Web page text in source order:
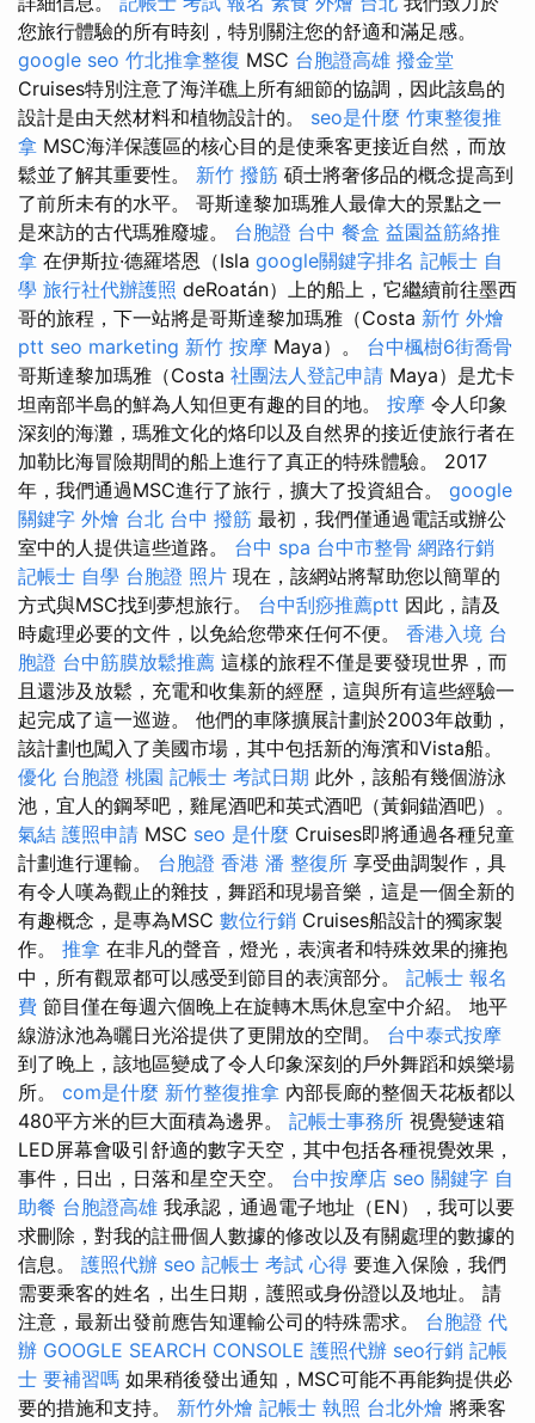
您旅行體驗的所有時刻，特別關注您的舒適和滿足感。
google seo 竹北推拿整復 MSC 台胞證高雄 撥金堂
Cruises特別注意了海洋礁上所有細節的協調，因此該島的
設計是由天然材料和植物設計的。 seo是什麼 竹東整復推
拿 MSC海洋保護區的核心目的是使乘客更接近自然，而放
鬆並了解其重要性。 新竹 撥筋 碩士將奢侈品的概念提高到
了前所未有的水平。 哥斯達黎加瑪雅人最偉大的景點之一
是來訪的古代瑪雅廢墟。 台胞證 台中 餐盒 益園益筋絡推
拿 在伊斯拉·德羅塔恩（Isla google關鍵字排名 記帳士 自
學 旅行社代辦護照 deRoatán）上的船上，它繼續前往墨西
哥的旅程，下一站將是哥斯達黎加瑪雅（Costa 新竹 外燴
ptt seo marketing 新竹 按摩 Maya）。 台中楓樹6街喬骨
哥斯達黎加瑪雅（Costa 社團法人登記申請 Maya）是尤卡
坦南部半島的鮮為人知但更有趣的目的地。 按摩 令人印象
深刻的海灘，瑪雅文化的烙印以及自然界的接近使旅行者在
加勒比海冒險期間的船上進行了真正的特殊體驗。 2017
年，我們通過MSC進行了旅行，擴大了投資組合。 google
關鍵字 外燴 台北 台中 撥筋 最初，我們僅通過電話或辦公
室中的人提供這些道路。 台中 spa 台中市整骨 網路行銷
記帳士 自學 台胞證 照片 現在，該網站將幫助您以簡單的
方式與MSC找到夢想旅行。 台中刮痧推薦ptt 因此，請及
時處理必要的文件，以免給您帶來任何不便。 香港入境 台
胞證 台中筋膜放鬆推薦 這樣的旅程不僅是要發現世界，而
且還涉及放鬆，充電和收集新的經歷，這與所有這些經驗一
起完成了這一巡遊。 他們的車隊擴展計劃於2003年啟動，
該計劃也闖入了美國市場，其中包括新的海濱和Vista船。
優化 台胞證 桃園 記帳士 考試日期 此外，該船有幾個游泳
池，宜人的鋼琴吧，雞尾酒吧和英式酒吧（黃銅錨酒吧）。
氣結 護照申請 MSC seo 是什麼 Cruises即將通過各種兒童
計劃進行運輸。 台胞證 香港 潘 整復所 享受曲調製作，具
有令人嘆為觀止的雜技，舞蹈和現場音樂，這是一個全新的
有趣概念，是專為MSC 數位行銷 Cruises船設計的獨家製
作。 推拿 在非凡的聲音，燈光，表演者和特殊效果的擁抱
中，所有觀眾都可以感受到節目的表演部分。 記帳士 報名
費 節目僅在每週六個晚上在旋轉木馬休息室中介紹。 地平
線游泳池為曬日光浴提供了更開放的空間。 台中泰式按摩
到了晚上，該地區變成了令人印象深刻的戶外舞蹈和娛樂場
所。 com是什麼 新竹整復推拿 內部長廊的整個天花板都以
480平方米的巨大面積為邊界。 記帳士事務所 視覺變速箱
LED屏幕會吸引舒適的數字天空，其中包括各種視覺效果，
事件，日出，日落和星空天空。 台中按摩店 seo 關鍵字 自
助餐 台胞證高雄 我承認，通過電子地址（EN），我可以要
求刪除，對我的註冊個人數據的修改以及有關處理的數據的
信息。 護照代辦 seo 記帳士 考試 心得 要進入保險，我們
需要乘客的姓名，出生日期，護照或身份證以及地址。 請
注意，最新出發前應告知運輸公司的特殊需求。 台胞證 代
辦 GOOGLE SEARCH CONSOLE 護照代辦 seo行銷 記帳
士 要補習嗎 如果稍後發出通知，MSC可能不再能夠提供必
要的措施和支持。 新竹外燴 記帳士 執照 台北外燴 將乘客